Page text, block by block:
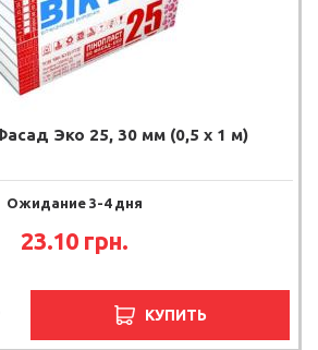
Эко 25, 30 мм (0,5 х 1 м)
Ожидание 3-4 дня
23.10 грн.
КУПИТЬ